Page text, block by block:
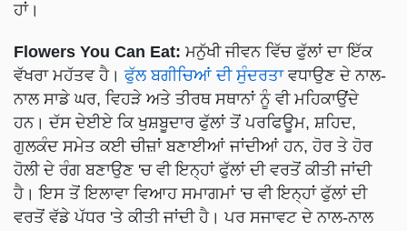
ਹਾਂ।
Flowers You Can Eat: ਮਨੁੱਖੀ ਜੀਵਨ ਵਿੱਚ ਫੁੱਲਾਂ ਦਾ ਇੱਕ
ਵੱਖਰਾ ਮਹੱਤਵ ਹੈ। ਫੁੱਲ ਬਗੀਚਿਆਂ ਦੀ ਸੁੰਦਰਤਾਵਧਾਉਣ ਦੇ ਨਾਲ-
ਨਾਲ ਸਾਡੇ ਘਰ, ਵਿਹੜੇ ਅਤੇ ਤੀਰਥ ਸਥਾਨਾਂ ਨੂੰ ਵੀ ਮਹਿਕਾਉਂਦੇ
ਹਨ। ਦੱਸ ਦੇਈਏ ਕਿ ਖੁਸ਼ਬੂਦਾਰ ਫੁੱਲਾਂ ਤੋਂ ਪਰਫਿਊਮ, ਸ਼ਹਿਦ,
ਗੁਲਕੰਦ ਸਮੇਤ ਕਈ ਚੀਜ਼ਾਂ ਬਣਾਈਆਂ ਜਾਂਦੀਆਂ ਹਨ, ਹੋਰ ਤੇ ਹੋਰ
ਹੋਲੀ ਦੇ ਰੰਗ ਬਣਾਉਣ 'ਚ ਵੀ ਇਨ੍ਹਾਂ ਫੁੱਲਾਂ ਦੀ ਵਰਤੋਂ ਕੀਤੀ ਜਾਂਦੀ
ਹੈ। ਇਸ ਤੋਂ ਇਲਾਵਾ ਵਿਆਹ ਸਮਾਗਮਾਂ 'ਚ ਵੀ ਇਨ੍ਹਾਂ ਫੁੱਲਾਂ ਦੀ
ਵਰਤੋਂ ਵੱਡੇ ਪੱਧਰ 'ਤੇ ਕੀਤੀ ਜਾਂਦੀ ਹੈ। ਪਰ ਸਜਾਵਟ ਦੇ ਨਾਲ-ਨਾਲ